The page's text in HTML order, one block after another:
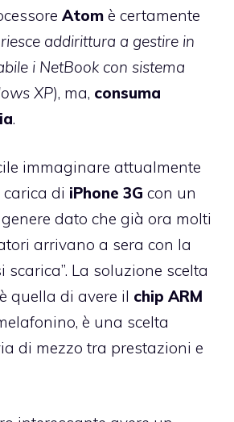
Atom è certamente
riesce addirittura a gestire in
i NetBook con sistema
XP), ma, consuma
.
immaginare attualmente
di iPhone 3G con un
dato che già ora molti
arrivano a sera con la
scarica”. La soluzione scelta
quella di avere il chip ARM
è una scelta
di mezzo tra prestazioni e